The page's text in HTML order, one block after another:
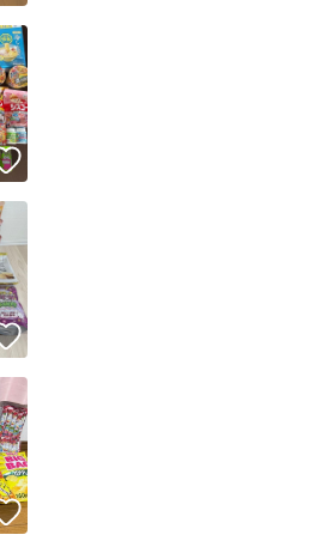
ているものではありません
で24時間以内＆設定した発送日数内に発送してい
で24時間以内に発送しています
た発送日数内に発送しています
セル
いいね！
いいね！